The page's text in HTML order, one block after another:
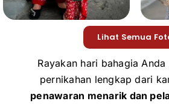
Lihat Semua
Rayakan hari bahagia
pernikahan lengkap dari
penawaran menarik dan